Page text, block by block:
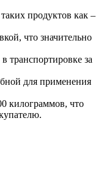
продуктов как –
что значительно
транспортировке за
для применения
килограммов, что